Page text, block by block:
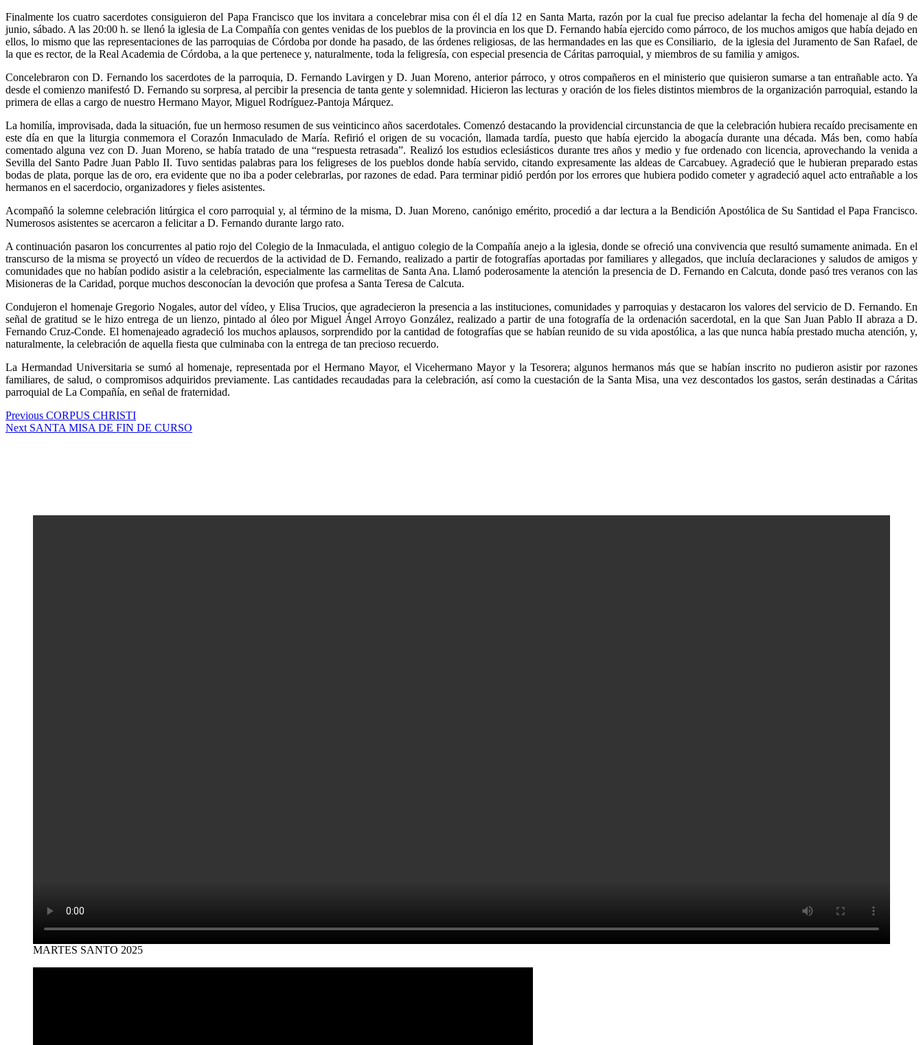
Finalmente los cuatro sacerdotes consiguieron del Papa Francisco que los invitara a concelebrar misa con él el día 12 en Santa Marta, razón por la cual fue preciso adelantar la fecha del homenaje al día 9 de
junio, sábado. A las 20:00 h. se llenó la iglesia de La Compañía con gentes venidas de los pueblos de la provincia en los que D. Fernando había ejercido como párroco, de los muchos amigos que había dejado en
ellos, lo mismo que las representaciones de las parroquias de Córdoba por donde ha pasado, de las órdenes religiosas, de las hermandades en las que es Consiliario, de la iglesia del Juramento de San Rafael, de
la que es rector, de la Real Academia de Córdoba, a la que pertenece y, naturalmente, toda la feligresía, con especial presencia de Cáritas parroquial, y miembros de su familia y amigos.
Concelebraron con D. Fernando los sacerdotes de la parroquia, D. Fernando Lavirgen y D. Juan Moreno, anterior párroco, y otros compañeros en el ministerio que quisieron sumarse a tan entrañable acto. Ya
desde el comienzo manifestó D. Fernando su sorpresa, al percibir la presencia de tanta gente y solemnidad. Hicieron las lecturas y oración de los fieles distintos miembros de la organización parroquial, estando la
primera de ellas a cargo de nuestro Hermano Mayor, Miguel Rodríguez-Pantoja Márquez.
La homilía, improvisada, dada la situación, fue un hermoso resumen de sus veinticinco años sacerdotales. Comenzó destacando la providencial circunstancia de que la celebración hubiera recaído precisamente en
este día en que la liturgia conmemora el Corazón Inmaculado de María. Refirió el origen de su vocación, llamada tardía, puesto que había ejercido la abogacía durante una década. Más ben, como había
comentado alguna vez con D. Juan Moreno, se había tratado de una “respuesta retrasada”. Realizó los estudios eclesiásticos durante tres años y medio y fue ordenado con licencia, aprovechando la venida a
Sevilla del Santo Padre Juan Pablo II. Tuvo sentidas palabras para los feligreses de los pueblos donde había servido, citando expresamente las aldeas de Carcabuey. Agradeció que le hubieran preparado estas
bodas de plata, porque las de oro, era evidente que no iba a poder celebrarlas, por razones de edad. Para terminar pidió perdón por los errores que hubiera podido cometer y agradeció aquel acto entrañable a los
hermanos en el sacerdocio, organizadores y fieles asistentes.
Acompañó la solemne celebración litúrgica el coro parroquial y, al término de la misma, D. Juan Moreno, canónigo emérito, procedió a dar lectura a la Bendición Apostólica de Su Santidad el Papa Francisco.
Numerosos asistentes se acercaron a felicitar a D. Fernando durante largo rato.
A continuación pasaron los concurrentes al patio rojo del Colegio de la Inmaculada, el antiguo colegio de la Compañía anejo a la iglesia, donde se ofreció una convivencia que resultó sumamente animada. En el
transcurso de la misma se proyectó un vídeo de recuerdos de la actividad de D. Fernando, realizado a partir de fotografías aportadas por familiares y allegados, que incluía declaraciones y saludos de amigos y
comunidades que no habían podido asistir a la celebración, especialmente las carmelitas de Santa Ana. Llamó poderosamente la atención la presencia de D. Fernando en Calcuta, donde pasó tres veranos con las
Misioneras de la Caridad, porque muchos desconocían la devoción que profesa a Santa Teresa de Calcuta.
Condujeron el homenaje Gregorio Nogales, autor del vídeo, y Elisa Trucios, que agradecieron la presencia a las instituciones, comunidades y parroquias y destacaron los valores del servicio de D. Fernando. En
señal de gratitud se le hizo entrega de un lienzo, pintado al óleo por Miguel Ángel Arroyo González, realizado a partir de una fotografía de la ordenación sacerdotal, en la que San Juan Pablo II abraza a D.
Fernando Cruz-Conde. El homenajeado agradeció los muchos aplausos, sorprendido por la cantidad de fotografías que se habían reunido de su vida apostólica, a las que nunca había prestado mucha atención, y,
naturalmente, la celebración de aquella fiesta que culminaba con la entrega de tan precioso recuerdo.
La Hermandad Universitaria se sumó al homenaje, representada por el Hermano Mayor, el Vicehermano Mayor y la Tesorera; algunos hermanos más que se habían inscrito no pudieron asistir por razones
familiares, de salud, o compromisos adquiridos previamente. Las cantidades recaudadas para la celebración, así como la cuestación de la Santa Misa, una vez descontados los gastos, serán destinadas a Cáritas
parroquial de La Compañía, en señal de fraternidad.
Navegación
de
Previous Previous
post:
CORPUS CHRISTI
Next Next
SANTA MISA DE FIN DE CURSO
MARTES SANTO 2025